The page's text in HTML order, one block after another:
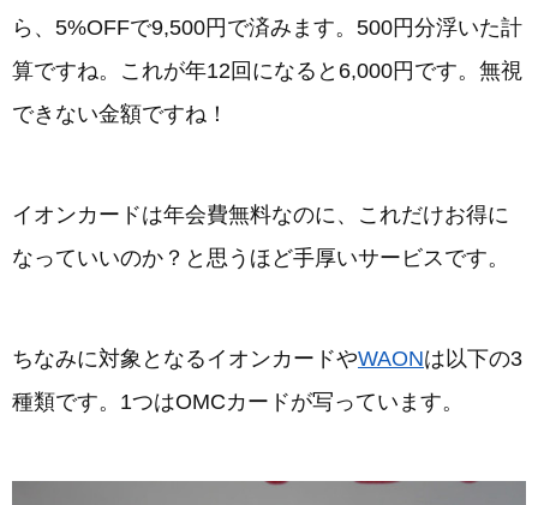
ら、5%OFFで9,500円で済みます。500円分浮いた計
算ですね。これが年12回になると6,000円です。無視
できない金額ですね！
イオンカードは年会費無料なのに、これだけお得に
なっていいのか？と思うほど手厚いサービスです。
ちなみに対象となるイオンカードやWAONは以下の3
種類です。1つはOMCカードが写っています。